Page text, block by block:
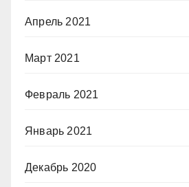
Апрель 2021
Март 2021
Февраль 2021
Январь 2021
Декабрь 2020